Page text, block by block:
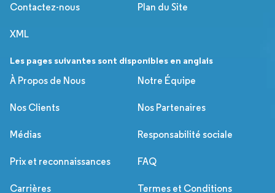
Contactez-nous Plan du Site
XML
Les pages suivantes sont disponibles en anglais
À Propos de Nous
Notre Équipe
Nos Clients Nos Partenaires
Médias Responsabilité sociale
Prix et reconnaissances FAQ
Carrières Termes et Conditions